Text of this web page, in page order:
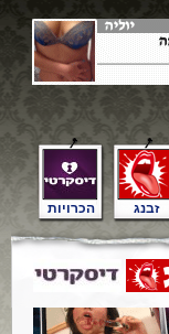
הכרויות זבנג